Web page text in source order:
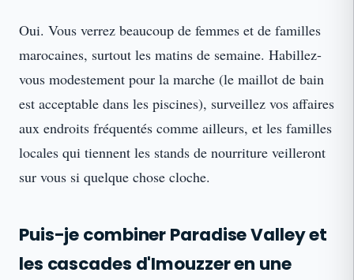
Oui. Vous verrez beaucoup de femmes et de familles
marocaines, surtout les matins de semaine. Habillez-
vous modestement pour la marche (le maillot de bain
est acceptable dans les piscines), surveillez vos affaires
aux endroits fréquentés comme ailleurs, et les familles
locales qui tiennent les stands de nourriture veilleront
sur vous si quelque chose cloche.
Puis-je combiner Paradise Valley et
les cascades d'Imouzzer en une